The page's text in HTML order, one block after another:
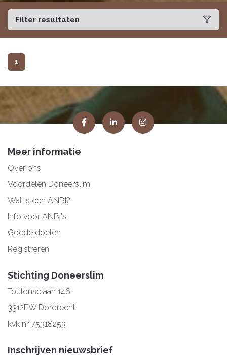
Filter resultaten
1
Meer informatie
Over ons
Voordelen Doneerslim
Wat is een ANBI?
Info voor ANBI's
Goede doelen
Registreren
Stichting Doneerslim
Toulonselaan 146
3312EW Dordrecht
kvk nr 75318253
Inschrijven nieuwsbrief